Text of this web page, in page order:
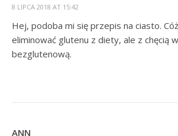
8 LIPCA 2018 AT 15:42
Hej, podoba mi się przepis na ciasto.
eliminować glutenu z diety, ale z chęcią
bezglutenową.
ANN